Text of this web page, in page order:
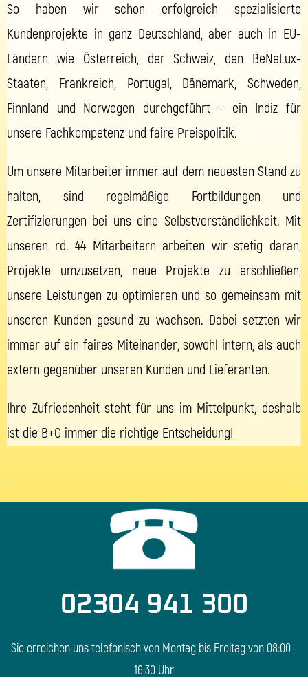
So haben wir schon erfolgreich spezialisierte
Kundenprojekte in ganz Deutschland, aber auch in EU-
Ländern wie Österreich, der Schweiz, den BeNeLux-
Staaten, Frankreich, Portugal, Dänemark, Schweden,
Finnland und Norwegen durchgeführt – ein Indiz für
unsere Fachkompetenz und faire Preispolitik.
Um unsere Mitarbeiter immer auf dem neuesten Stand zu
halten, sind regelmäßige Fortbildungen und
Zertifizierungen bei uns eine Selbstverständlichkeit. Mit
unseren rd. 44 Mitarbeitern arbeiten wir stetig daran,
Projekte umzusetzen, neue Projekte zu erschließen,
unsere Leistungen zu optimieren und so gemeinsam mit
unseren Kunden gesund zu wachsen. Dabei setzten wir
immer auf ein faires Miteinander, sowohl intern, als auch
extern gegenüber unseren Kunden und Lieferanten.
Ihre Zufriedenheit steht für uns im Mittelpunkt, deshalb
ist die B+G immer die richtige Entscheidung!
02304 941 300
Sie erreichen uns telefonisch von Montag bis Freitag von 08:00 -
16:30 Uhr